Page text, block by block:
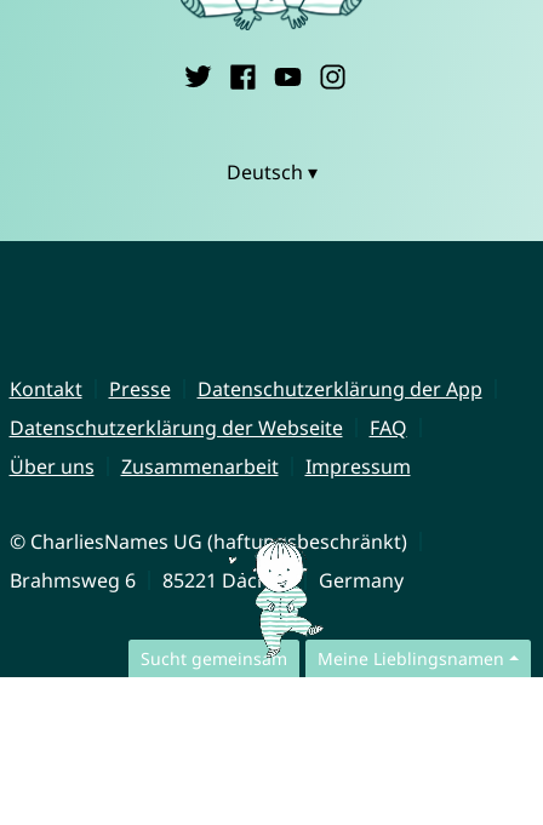
Sucht gemeinsam Meine Lieblingsnamen
Deutsch ▾
Kontakt Presse
Datenschutzerklärung der App
Datenschutzerklärung der Webseite
FAQ
Über uns
Zusammenarbeit Impressum
© CharliesNames UG (haftungsbeschränkt)
Brahmsweg 6
85221 Dachau Germany